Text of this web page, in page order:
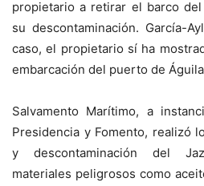
propietario a retirar el barco
su descontaminación. García-
caso, el propietario sí ha
embarcación del puerto de
Salvamento Marítimo, a
Presidencia y Fomento, realizó
y descontaminación del
materiales peligrosos como